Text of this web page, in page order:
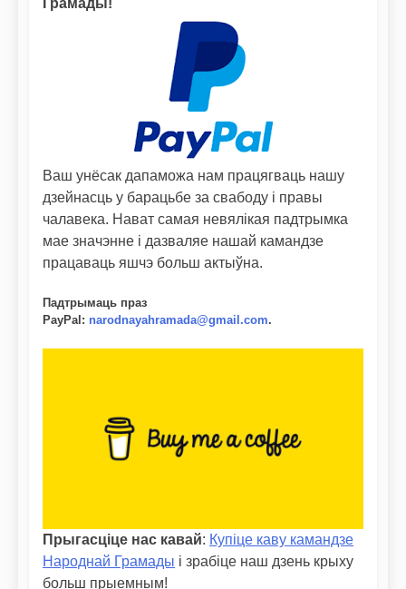
Грамады!
Ваш унёсак дапаможа нам працягваць нашу
дзейнасць у барацьбе за свабоду і правы
чалавека. Нават самая невялікая падтрымка
мае значэнне і дазваляе нашай камандзе
працаваць яшчэ больш актыўна.
Падтрымаць праз
PayPal : narodnayahramada@gmail.com.
Прыгасціце нас кавай: Купіце каву камандзе
Народнай Грамады і зрабіце наш дзень крыху
больш прыемным!